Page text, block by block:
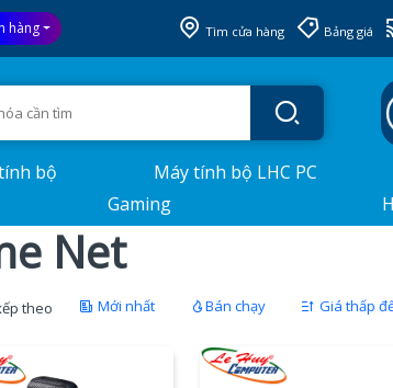
hàng Tìm cửa hàng Bảng giá
bộ
Máy tính bộ LHC PC
Gaming
Net
theo Mới nhất Bán chạy Giá thấp